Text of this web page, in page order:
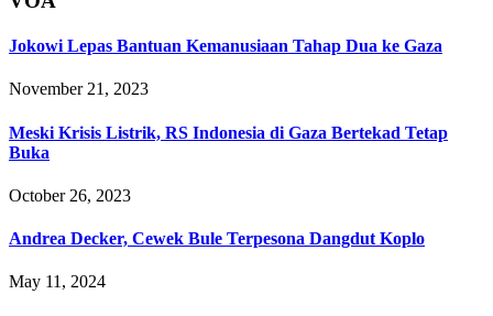
Jokowi Lepas Bantuan Kemanusiaan Tahap Dua ke Gaza
November 21, 2023
Meski Krisis Listrik, RS Indonesia di Gaza Bertekad Tetap
Buka
October 26, 2023
Andrea Decker, Cewek Bule Terpesona Dangdut Koplo
May 11, 2024